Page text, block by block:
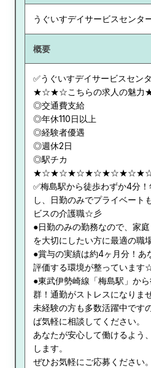
うぐいすデイサービスセンタ
概要
✅うぐいすデイサービスセン
★☆★☆こちらの求人の魅
◎交通費支給
◎年休110日以上
◎経験者優遇
◎週休2日
◎駅チカ
✅梅島駅から徒歩わずか4分
し、日勤のみでプライベート
ビスの介護職☆彡
●日勤のみの勤務なので、家
を大切にしたい方に最適の職
●賞与の実績は約4ヶ月分！あ
評価する環境が整っています
●東武伊勢崎線「梅島駅」か
群！通勤がストレスになりませ
未経験の方も多数活躍中です
ば気軽に相談してください。
あなたが安心して働けるよう
します。
ぜひお気軽にご応募ください